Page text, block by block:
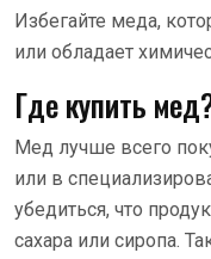
Избегайте меда,
или обладает
Где купить
Мед лучше всего
или в
убедиться, что
сахара или сиропа.